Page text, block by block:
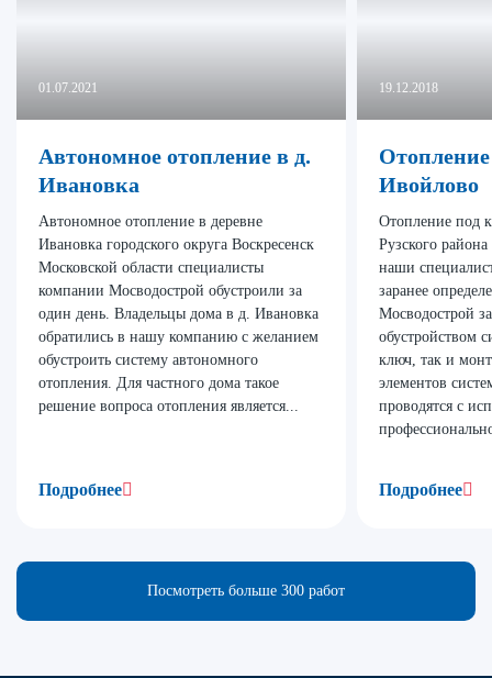
01.07.2021
Автономное отопление в д.
Ивановка
Автономное отопление в деревне
Ивановка городского округа Воскресенск
Московской области специалисты
компании Мосводострой обустроили за
один день. Владельцы дома в д. Ивановка
обратились в нашу компанию с желанием
обустроить систему автономного
отопления. Для частного дома такое
решение вопроса отопления является...
Подробнее
19.12.2018
Ивойлово
Отопление под
Рузского
наши
заранее
Мосводострой
обустройством
ключ, так и
элементов
проводятся с
Подробнее
Посмотреть больше 300 работ